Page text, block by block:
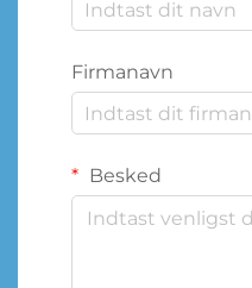
Firmanavn
Besked